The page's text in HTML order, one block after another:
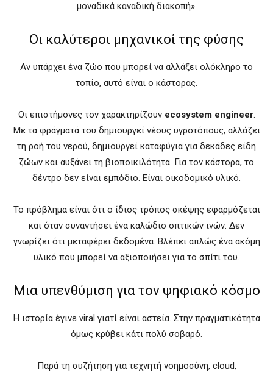
μοναδικά καναδική διακοπή».
Οι καλύτεροι μηχανικοί της φύσης
Αν υπάρχει ένα ζώο που μπορεί να αλλάξει ολόκληρο το
τοπίο, αυτό είναι ο κάστορας.
Οι επιστήμονες τον χαρακτηρίζουν ecosystem engineer.
Με τα φράγματά του δημιουργεί νέους υγροτόπους, αλλάζει
τη ροή του νερού, δημιουργεί καταφύγια για δεκάδες είδη
ζώων και αυξάνει τη βιοποικιλότητα. Για τον κάστορα, το
δέντρο δεν είναι εμπόδιο. Είναι οικοδομικό υλικό.
Το πρόβλημα είναι ότι ο ίδιος τρόπος σκέψης εφαρμόζεται
και όταν συναντήσει ένα καλώδιο οπτικών ινών. Δεν
γνωρίζει ότι μεταφέρει δεδομένα. Βλέπει απλώς ένα ακόμη
υλικό που μπορεί να αξιοποιήσει για το σπίτι του.
Μια υπενθύμιση για τον ψηφιακό κόσμο
Η ιστορία έγινε viral γιατί είναι αστεία. Στην πραγματικότητα
όμως κρύβει κάτι πολύ σοβαρό.
Παρά τη συζήτηση για τεχνητή νοημοσύνη, cloud,